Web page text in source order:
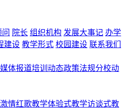
院长 组织机构 发展大事记 办学
建设 教学形式 校园建设 联系我们
媒体报道培训动态政策法规分校动
激情红歌教学体验式教学访谈式教